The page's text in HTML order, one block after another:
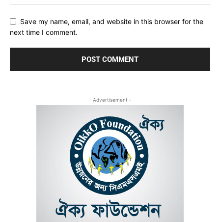
Save my name, email, and website in this browser for the
next time I comment.
- Advertisement -